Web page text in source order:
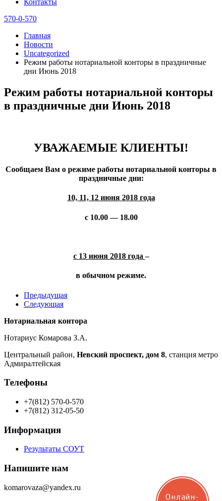
Контакты
570-0-570
Главная
Новости
Uncategorized
Режим работы нотариальной конторы в праздничные
дни Июнь 2018
Режим работы нотариальной конторы
в праздничные дни Июнь 2018
УВАЖАЕМЫЕ КЛИЕНТЫ!
Сообщаем Вам о режиме работы нотариальной конторы в
праздничные дни:
10, 11, 12 июня 2018 года
с 10.00 — 18.00
с 13 июня 2018 года–
в обычном режиме.
Предыдущая
Следующая
Нотариальная контора
Нотариус Комарова З.А.
Центральный район, Невский проспект, дом 8, станция метро
Адмиралтейская
Телефоны
+7(812) 570-0-570
+7(812) 312-05-50
Информация
Результаты СОУТ
Напишите нам
komarovaza@yandex.ru
Онлайн-